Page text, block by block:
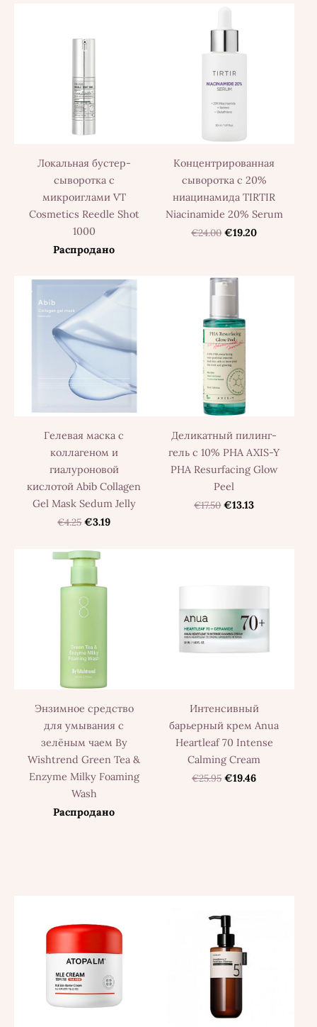
Локальная бустер-
сыворотка с
микроиглами VT
Cosmetics Reedle Shot
1000
Распродано
Концентрированная
сыворотка с 20%
ниацинамида TIRTIR
Niacinamide 20% Serum
€24.00 €19.20
Гелевая маска с
коллагеном и
гиалуроновой
кислотой Abib Collagen
Gel Mask Sedum Jelly
€4.25 €3.19
Деликатный пилинг-
гель с 10% PHA AXIS-Y
PHA Resurfacing Glow
Peel
€17.50 €13.13
Энзимное средство
для умывания с
зелёным чаем By
Wishtrend Green Tea &
Enzyme Milky Foaming
Wash
Распродано
Интенсивный
барьерный крем Anua
Heartleaf 70 Intense
Calming Cream
€25.95 €19.46